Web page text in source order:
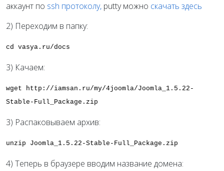
аккаунт по ssh протоколу, putty можно скачать здесь
2) Переходим в папку:
cd vasya.ru/docs
3) Качаем:
wget http://iamsan.ru/my/4joomla/Joomla_1.5.22-
Stable-Full_Package.zip
3) Распаковываем архив:
unzip Joomla_1.5.22-Stable-Full_Package.zip
4) Теперь в браузере вводим название домена: